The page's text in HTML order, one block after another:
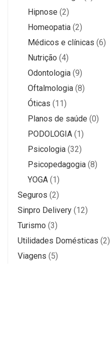
Hipnose (2)
Homeopatia (2)
Médicos e clínicas (6)
Nutrição (4)
Odontologia (9)
Oftalmologia (8)
Óticas (11)
Planos de saúde (0)
PODOLOGIA (1)
Psicologia (32)
Psicopedagogia (8)
YOGA (1)
Seguros (2)
Sinpro Delivery (12)
Turismo (3)
Utilidades Domésticas (2)
Viagens (5)